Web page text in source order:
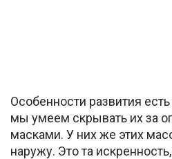
Особенности развития
мы умеем скрывать их за
масками. У них же этих
наружу. Это та